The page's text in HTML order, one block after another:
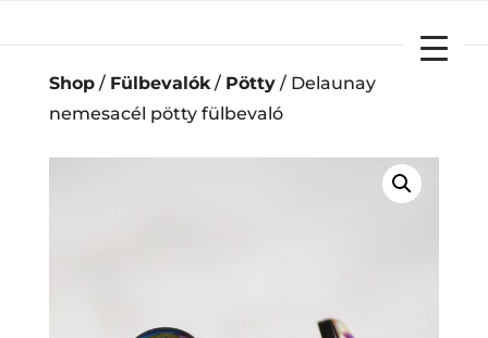
Shop/ Fülbevalók/ Pötty/ Delaunay
nemesacél pötty fülbevaló
YOUR CART